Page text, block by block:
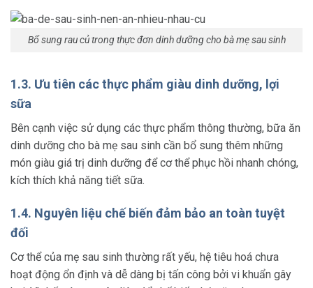
Bổ sung rau củ trong thực đơn dinh dưỡng cho bà mẹ sau sinh
1.3. Ưu tiên các thực phẩm giàu dinh dưỡng, lợi
sữa
Bên cạnh việc sử dụng các thực phẩm thông thường, bữa ăn
dinh dưỡng cho bà mẹ sau sinh cần bổ sung thêm những
món giàu giá trị dinh dưỡng để cơ thể phục hồi nhanh chóng,
kích thích khả năng tiết sữa.
1.4. Nguyên liệu chế biến đảm bảo an toàn tuyệt
đối
Cơ thể của mẹ sau sinh thường rất yếu, hệ tiêu hoá chưa
hoạt động ổn định và dễ dàng bị tấn công bởi vi khuẩn gây